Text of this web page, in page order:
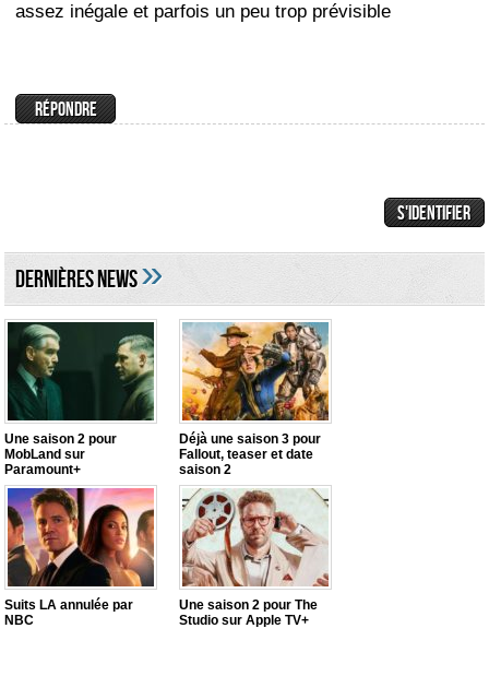
assez inégale et parfois un peu trop prévisible
DERNIÈRES NEWS»
Une saison 2 pour
MobLand sur
Paramount+
Déjà une saison 3 pour
Fallout, teaser et date
saison 2
Suits LA annulée par
NBC
Une saison 2 pour The
Studio sur Apple TV+